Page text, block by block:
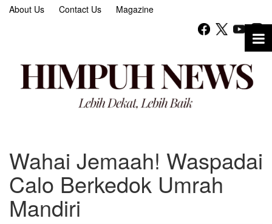
About Us Contact Us Magazine
Wahai Jemaah! Waspadai
Calo Berkedok Umrah
Mandiri